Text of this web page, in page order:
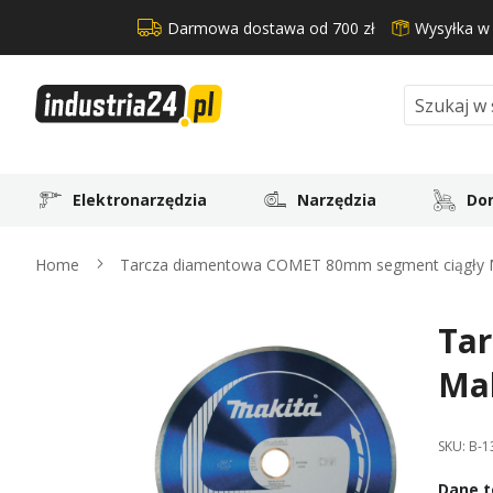
Darmowa dostawa od 700 zł Wysyłka
Search
Elektronarzędzia Narzędzia
Home Tarcza diamentowa COMET 80mm segment ciągły
end
of
the
images
SKU: B-